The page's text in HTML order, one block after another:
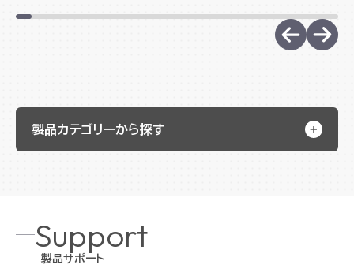
製品カテゴリーから探す
Support
製品サポート